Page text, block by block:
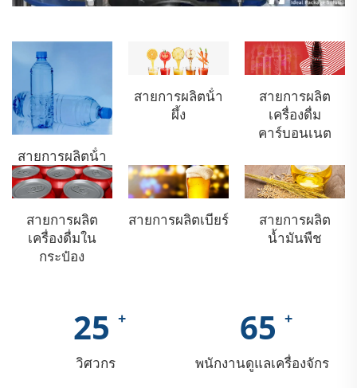
สายการผลิตน้ํา
สายการผลิตน้ํา
ผึ้ง
สายการผลิต
เครื่องดื่ม
คาร์บอนเนต
สายการผลิต
เครื่องดื่มใน
กระป๋อง
สายการผลิตเบียร์
สายการผลิต
น้ำมันพืช
25
วิศวกร
65
พนักงานดูแลเครื่องจักร